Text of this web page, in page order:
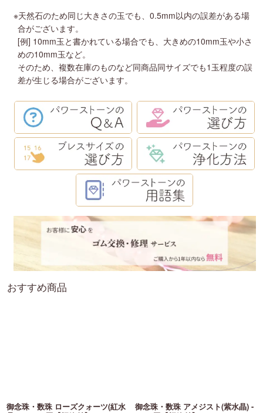
※天然石のため同じ大きさの玉でも、0.5mm以内の誤差がある場
合がございます。
[例] 10mm玉と書かれている場合でも、大きめの10mm玉や小さ
めの10mm玉など。
そのため、複数在庫のものなど同商品同サイズでも1玉程度の誤
差が生じる場合がございます。
おすすめ商品
御念珠・数珠 ローズクォーツ(紅水
御念珠・数珠 アメジスト(紫水晶) -